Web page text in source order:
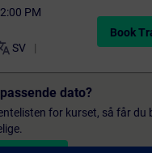
PM
SV
Book
dato?
for kurset, så får du